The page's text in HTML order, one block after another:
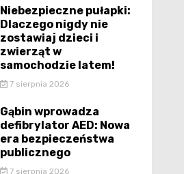
Niebezpieczne pułapki:
Dlaczego nigdy nie
zostawiaj dzieci i
zwierząt w
samochodzie latem!
7 sierpnia 2026
Gąbin wprowadza
defibrylator AED: Nowa
era bezpieczeństwa
publicznego
7 sierpnia 2026